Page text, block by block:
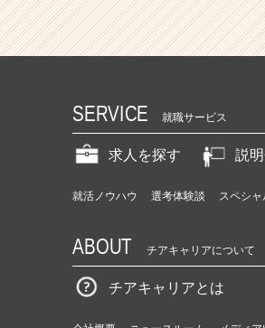
SERVICE 就職サービス
求人を探す 説
就活ノウハウ 選考体験談 スペシ
ABOUT チアキャリアについて
チアキャリアとは